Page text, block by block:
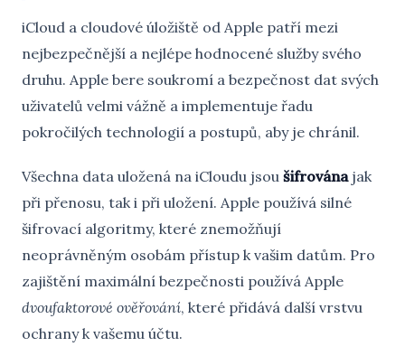
iCloud a cloudové úložiště od Apple patří mezi
nejbezpečnější a nejlépe hodnocené služby svého
druhu. Apple bere soukromí a bezpečnost dat svých
uživatelů velmi vážně a implementuje řadu
pokročilých technologií a postupů, aby je chránil.
Všechna data uložená na iCloudu jsou šifrovánajak
při přenosu, tak i při uložení. Apple používá silné
šifrovací algoritmy, které znemožňují
neoprávněným osobám přístup k vašim datům. Pro
zajištění maximální bezpečnosti používá Apple
dvoufaktorové ověřování, které přidává další vrstvu
ochrany k vašemu účtu.